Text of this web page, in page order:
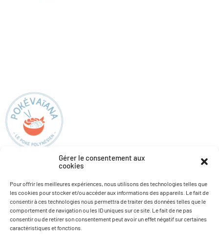
Gérer le consentement aux
cookies
Pour offrir les meilleures expériences, nous utilisons des technologies telles que
les cookies pour stocker et/ou accéder aux informations des appareils. Le fait de
consentir à ces technologies nous permettra de traiter des données telles que le
comportement de navigation ou les ID uniques sur ce site. Le fait de ne pas
consentir ou de retirer son consentement peut avoir un effet négatif sur certaines
caractéristiques et fonctions.
Nos restaurants
Carte
Allergènes
Actualités
Recrutement